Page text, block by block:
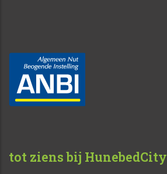
tot ziens bij HunebedCity